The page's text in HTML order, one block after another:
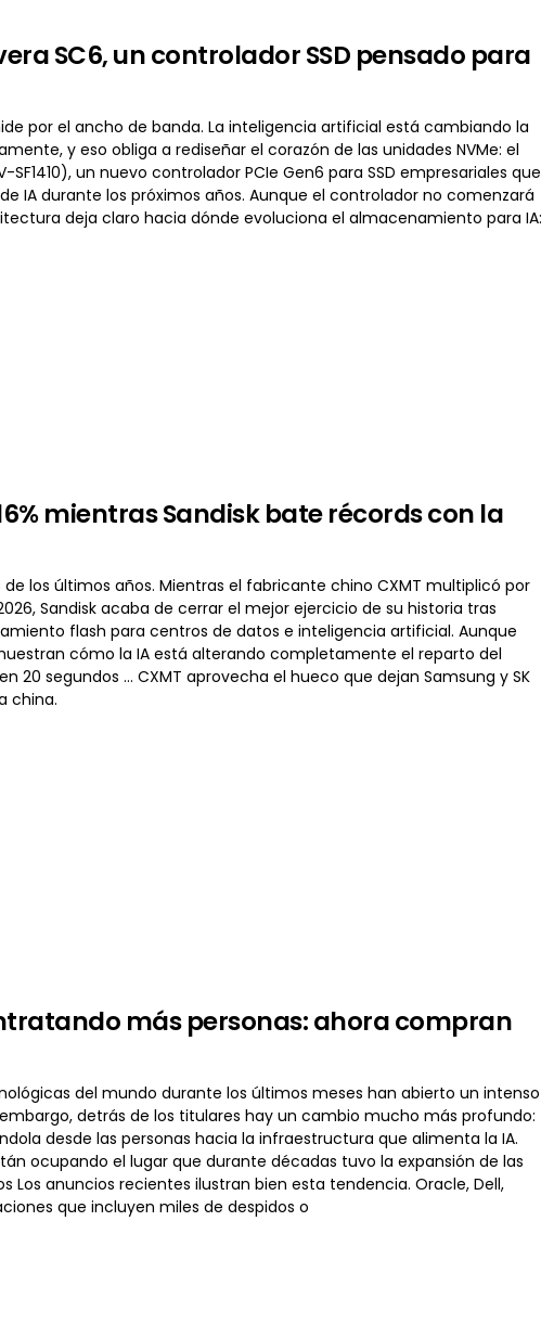
SC6, un controlador SSD pensado para
por el ancho de banda. La inteligencia artificial está cambiando la
y eso obliga a rediseñar el corazón de las unidades NVMe: el
un nuevo controlador PCIe Gen6 para SSD empresariales que
IA durante los próximos años. Aunque el controlador no comenzará
deja claro hacia dónde evoluciona el almacenamiento para IA:
mientras Sandisk bate récords con la
los últimos años. Mientras el fabricante chino CXMT multiplicó por
Sandisk acaba de cerrar el mejor ejercicio de su historia tras
flash para centros de datos e inteligencia artificial. Aunque
cómo la IA está alterando completamente el reparto del
segundos … CXMT aprovecha el hueco que dejan Samsung y SK
china.
más personas: ahora compran
del mundo durante los últimos meses han abierto un intenso
detrás de los titulares hay un cambio mucho más profundo:
desde las personas hacia la infraestructura que alimenta la IA.
ocupando el lugar que durante décadas tuvo la expansión de las
anuncios recientes ilustran bien esta tendencia. Oracle, Dell,
que incluyen miles de despidos o